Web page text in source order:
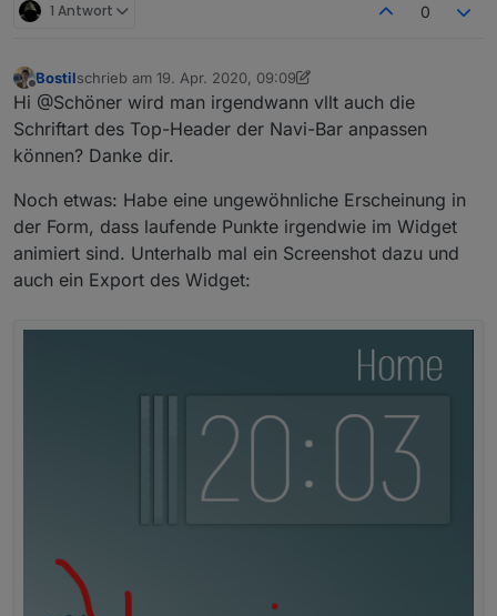
1 Antwort 0
Offline
Bostilschrieb am 19. Apr. 2020, 09:09
zuletzt editiert von Bostil
Hi @Schöner wird man irgendwann vllt auch die
Schriftart des Top-Header der Navi-Bar anpassen
können? Danke dir.
Noch etwas: Habe eine ungewöhnliche Erscheinung in
der Form, dass laufende Punkte irgendwie im Widget
animiert sind. Unterhalb mal ein Screenshot dazu und
auch ein Export des Widget: